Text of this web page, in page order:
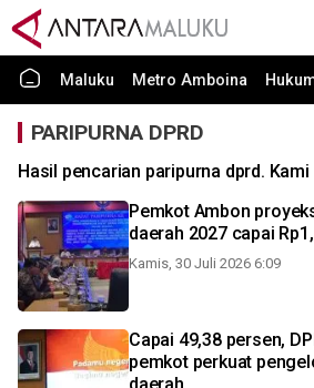
Maluku Metro Amboina
PARIPURNA DPRD
Hasil pencarian paripurna dprd.
Pemkot Ambon
daerah 2027 capai
Kamis, 30 Juli 2026 6:09
Capai 49,38 persen,
pemkot perkuat